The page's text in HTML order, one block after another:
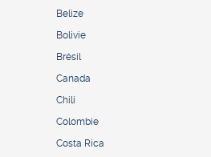
Belize
Bolivie
Brésil
Canada
Chili
Colombie
Costa Rica